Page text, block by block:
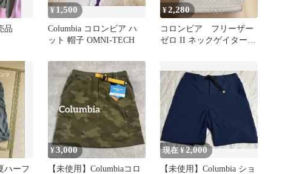
品
¥ 1,500
Columbia コロンビア ハ
ット 帽子 OMNI-TECH
¥2,280
コロンビア フリーザー
ゼロ II ネックゲイター
ハーフ
¥3,000
【未使用】Columbiaコロ
現在 ¥2,000
【未使用】Columbia ショ